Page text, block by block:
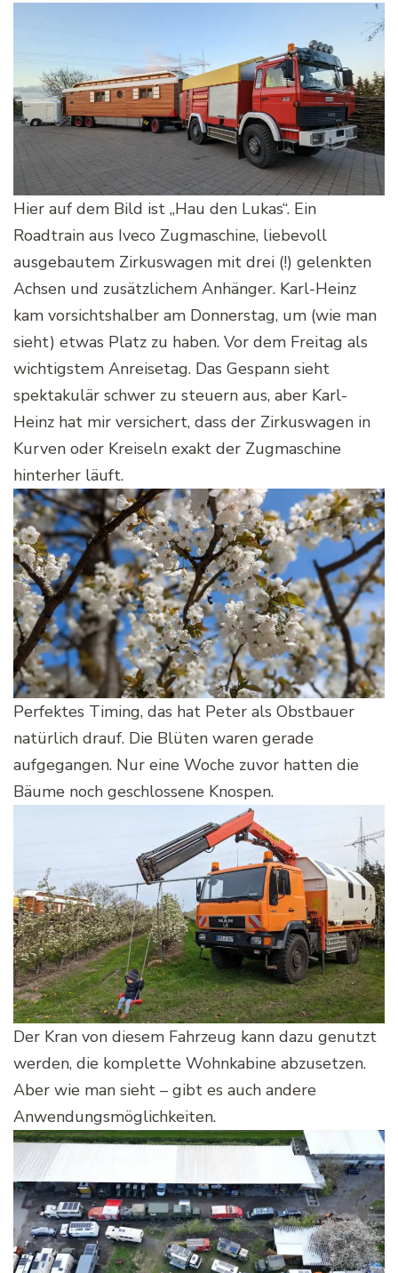
Hier auf dem Bild ist „Hau den Lukas“. Ein
Roadtrain aus Iveco Zugmaschine, liebevoll
ausgebautem Zirkuswagen mit drei (!) gelenkten
Achsen und zusätzlichem Anhänger. Karl-Heinz
kam vorsichtshalber am Donnerstag, um (wie man
sieht) etwas Platz zu haben. Vor dem Freitag als
wichtigstem Anreisetag. Das Gespann sieht
spektakulär schwer zu steuern aus, aber Karl-
Heinz hat mir versichert, dass der Zirkuswagen in
Kurven oder Kreiseln exakt der Zugmaschine
hinterher läuft.
Perfektes Timing, das hat Peter als Obstbauer
natürlich drauf. Die Blüten waren gerade
aufgegangen. Nur eine Woche zuvor hatten die
Bäume noch geschlossene Knospen.
Der Kran von diesem Fahrzeug kann dazu genutzt
werden, die komplette Wohnkabine abzusetzen.
Aber wie man sieht – gibt es auch andere
Anwendungsmöglichkeiten.